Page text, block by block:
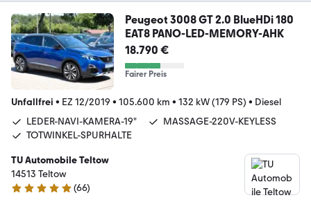
Peugeot 3008 GT 2.0 BlueHDi 180
EAT8 PANO-LED-MEMORY-AHK
18.790 €
Fairer Preis
Unfallfrei • EZ 12/2019 • 105.600 km • 132 kW (179 PS) • Diesel
LEDER-NAVI-KAMERA-19"
MASSAGE-220V-KEYLESS
TOTWINKEL-SPURHALTE
TU Automobile Teltow
14513 Teltow
4.8 Sterne
(66)